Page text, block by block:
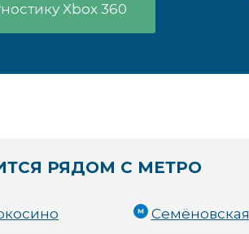
Xbox 360
РЯДОМ С МЕТРО
Семёновская